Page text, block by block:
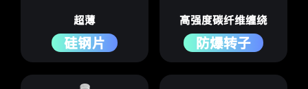
超薄
硅钢片
高强度碳纤维缠绕
防爆转子